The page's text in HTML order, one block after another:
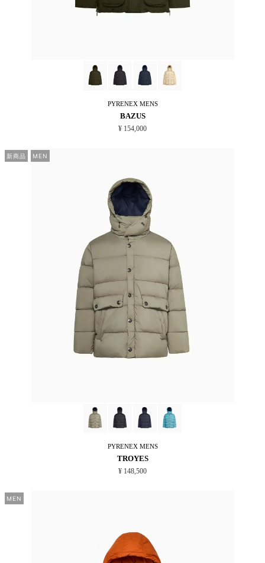
PYRENEXMENS
BAZUS
¥ 154,000
新商品 MEN
PYRENEXMENS
TROYES
¥ 148,500
MEN